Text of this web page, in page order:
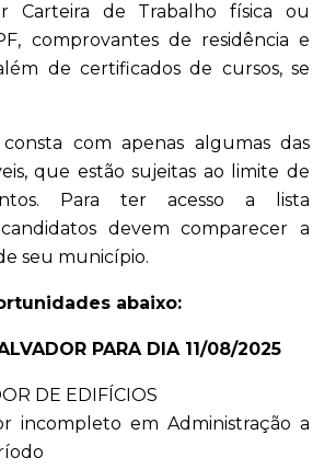
Carteira de Trabalho física ou
comprovantes de residência e
de certificados de cursos, se
com apenas algumas das
que estão sujeitas ao limite de
Para ter acesso a lista
devem comparecer a
seu município.
abaixo:
PARA DIA 11/08/2025
DE EDIFÍCIOS
incompleto em Administração a